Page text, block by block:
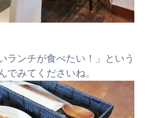
ランチが食べたい！」という
でみてくださいね。